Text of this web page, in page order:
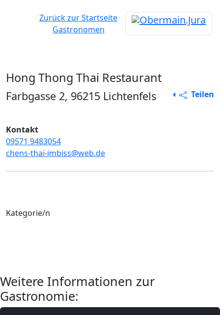
Zurück zur Startseite
Gastronomen
Hong Thong Thai Restaurant
Farbgasse 2, 96215 Lichtenfels Teilen
Alle Rechte vorbehalten
Kontakt
09571 9483054
chens-thai-imbiss@web.de
Kategorie/n
Weitere Informationen zur
Gastronomie: